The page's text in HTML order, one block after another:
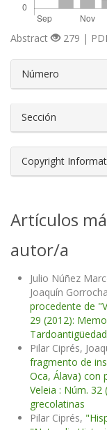
Abstract 279 |
Número
Sección
Copyright
Artículos
autor/a
Julio Núñez
Joaquín
procedente de
29 (2012):
Pilar Ciprés,
fragmento de
Oca, Álava) con
Veleia : Núm.
grecolatinas
Pilar Ciprés,